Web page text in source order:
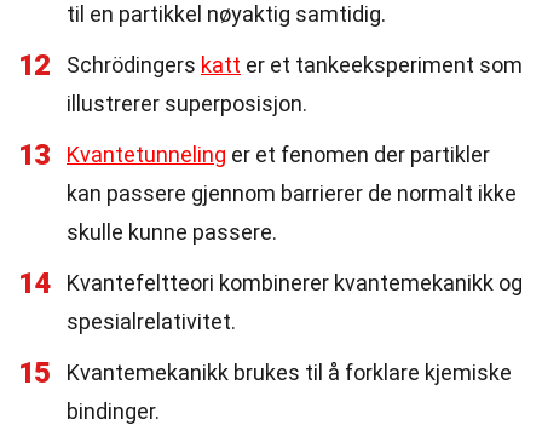
til en partikkel nøyaktig samtidig.
12 Schrödingers katt er et tankeeksperiment som
illustrerer superposisjon.
13 Kvantetunneling er et fenomen der partikler
kan passere gjennom barrierer de normalt ikke
skulle kunne passere.
14
Kvantefeltteori kombinerer kvantemekanikk og
spesialrelativitet.
15
Kvantemekanikk brukes til å forklare kjemiske
bindinger.